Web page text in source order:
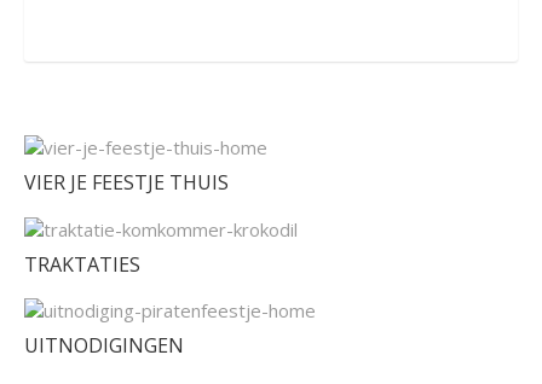
VIER JE FEESTJE THUIS
TRAKTATIES
UITNODIGINGEN